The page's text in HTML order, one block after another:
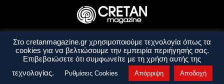
Ταυτότητα Πολιτική Απορρήτου
Όροι Χρήσης
Όροι και Προϋποθέσεις
Στο cretanmagazine.gr χρησιμοποιούμε τεχνολογία όπως τα
cookies για να βελτιώσουμε την εμπειρία περιήγησής σας.
Επιβεβαιώσετε ότι συμφωνείτε με τη χρήση αυτής της
τεχνολογίας.
Ρυθμίσεις Cookies Απόρριψη Αποδοχή